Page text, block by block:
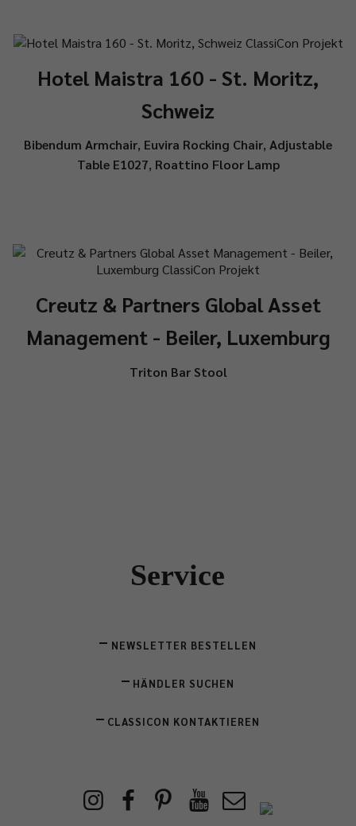
Hotel Maistra 160 - St. Moritz,
Schweiz
Bibendum Armchair, Euvira Rocking Chair, Adjustable
Table E1027, Roattino Floor Lamp
Creutz & Partners Global Asset
Management - Beiler, Luxemburg
Triton Bar Stool
Service
NEWSLETTER BESTELLEN
HÄNDLER SUCHEN
CLASSICON KONTAKTIEREN